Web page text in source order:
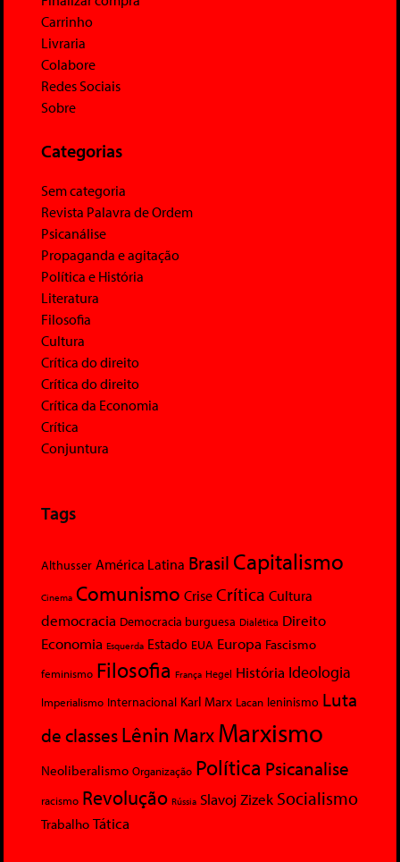
Carrinho
Livraria
Colabore
Redes Sociais
Sobre
Categorias
Sem categoria
Revista Palavra de Ordem
Psicanálise
Propaganda e agitação
Política e História
Literatura
Filosofia
Cultura
Crítica do direito
Crítica do direito
Crítica da Economia
Crítica
Conjuntura
Tags
Althusser América Latina Brasil Capitalismo
Cinema Comunismo Crise Crítica Cultura
democracia Democracia burguesa Dialética Direito
Economia Esquerda Estado EUA Europa Fascismo
feminismo Filosofia França Hegel História Ideologia
Imperialismo Internacional Karl Marx Lacan leninismo Luta
de classesLênin MarxMarxismo
Neoliberalismo Organização Política Psicanalise
racismo Revolução Rússia Slavoj Zizek Socialismo
Trabalho Tática